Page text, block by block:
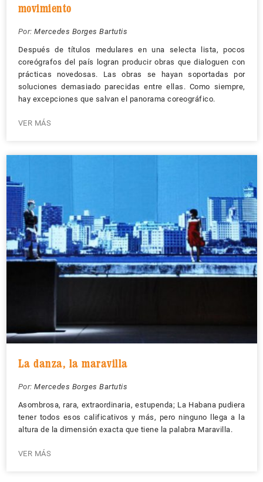
movimiento
Por: Mercedes Borges Bartutis
Después de títulos medulares en una selecta lista, pocos
coreógrafos del país logran producir obras que dialoguen con
prácticas novedosas. Las obras se hayan soportadas por
soluciones demasiado parecidas entre ellas. Como siempre,
hay excepciones que salvan el panorama coreográfico.
VER MÁS
La danza, la maravilla
Por: Mercedes Borges Bartutis
Asombrosa, rara, extraordinaria, estupenda; La Habana pudiera
tener todos esos calificativos y más, pero ninguno llega a la
altura de la dimensión exacta que tiene la palabra Maravilla.
VER MÁS